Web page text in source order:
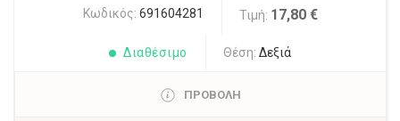
Κωδικός: 691604281 Τιμή: 17,80 €
Διαθέσιμο Θέση: Δεξιά
ΠΡΟΒΟΛΗ